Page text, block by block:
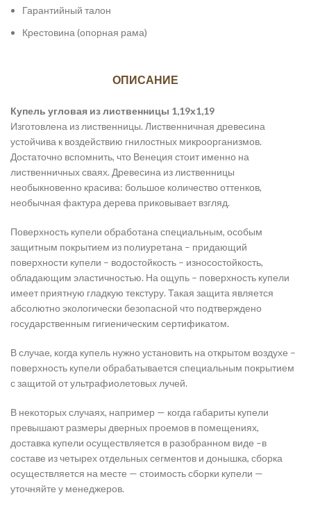
Гарантийный талон
Крестовина (опорная рама)
ОПИСАНИЕ
Купель угловая из лиственницы 1,19х1,19
Изготовлена из лиственницы. Лиственничная древесина
устойчива к воздействию гнилостных микроорганизмов.
Достаточно вспомнить, что Венеция стоит именно на
лиственничных сваях. Древесина из лиственницы
необыкновенно красива: большое количество оттенков,
необычная фактура дерева приковывает взгляд.
Поверхность купели обработана специальным, особым
защитным покрытием из полиуретана – придающий
поверхности купели – водостойкость – износостойкость,
обладающим эластичностью. На ощупь – поверхность купели
имеет приятную гладкую текстуру. Такая защита является
абсолютно экологически безопасной что подтверждено
государственным гигиеническим сертификатом.
В случае, когда купель нужно установить на открытом воздухе –
поверхность купели обрабатывается специальным покрытием
с защитой от ультрафиолетовых лучей.
В некоторых случаях, например — когда габариты купели
превышают размеры дверных проемов в помещениях,
доставка купели осуществляется в разобранном виде –в
составе из четырех отдельных сегментов и донышка, сборка
осуществляется на месте — стоимость сборки купели —
уточняйте у менеджеров.